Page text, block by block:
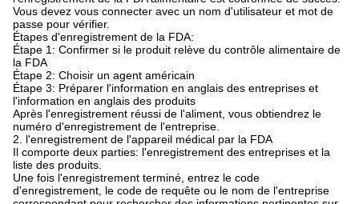
Vous devez vous connecter avec un nom d'utilisateur et mot de
passe pour vérifier.
Étapes d'enregistrement de la FDA:
Étape 1: Confirmer si le produit relève du contrôle alimentaire de
la FDA
Étape 2: Choisir un agent américain
Étape 3: Préparer l'information en anglais des entreprises et
l'information en anglais des produits
Après l'enregistrement réussi de l'aliment, vous obtiendrez le
numéro d'enregistrement de l'entreprise.
2. l'enregistrement de l'appareil médical par la FDA
Il comporte deux parties: l'enregistrement des entreprises et la
liste des produits.
Une fois l'enregistrement terminé, entrez le code
d'enregistrement, le code de requête ou le nom de l'entreprise